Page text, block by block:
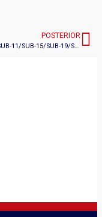
POSTERIOR
TOP TTR SUB-11/SUB-15/SUB-19/SENIOR (1) (N7) (9 Febrero 2025)